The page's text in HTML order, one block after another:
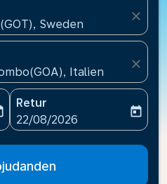
Sweden
close
Italien
close
aria-label
Retur
fc-booking-return-date-
22/08/2026
today